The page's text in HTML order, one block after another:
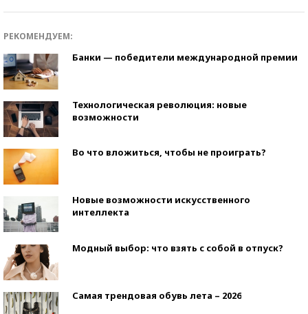
РЕКОМЕНДУЕМ:
Банки — победители международной премии
Технологическая революция: новые
возможности
Во что вложиться, чтобы не проиграть?
Новые возможности искусственного
интеллекта
Модный выбор: что взять с собой в отпуск?
Самая трендовая обувь лета – 2026